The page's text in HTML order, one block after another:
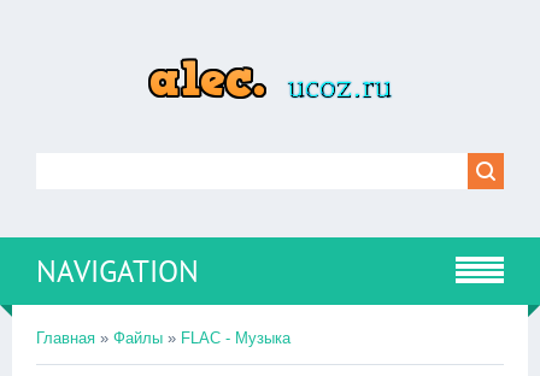
NAVIGATION
Главная » Файлы » FLAC - Музыка